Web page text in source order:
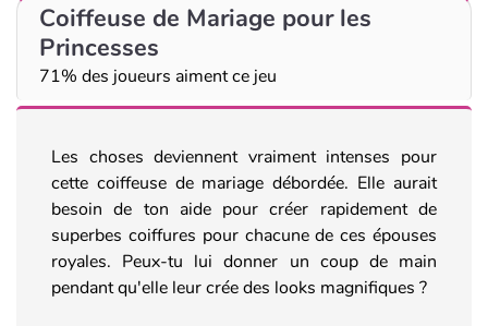
Coiffeuse de Mariage pour les
Princesses
71% des joueurs aiment ce jeu
Les choses deviennent vraiment intenses pour
cette coiffeuse de mariage débordée. Elle aurait
besoin de ton aide pour créer rapidement de
superbes coiffures pour chacune de ces épouses
royales. Peux-tu lui donner un coup de main
pendant qu'elle leur crée des looks magnifiques ?